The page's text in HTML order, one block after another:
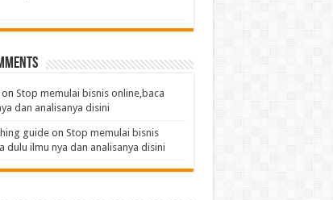
Stop memulai bisnis online,baca
dan analisanya disini
guideon Stop memulai bisnis
dulu ilmu nya dan analisanya disini